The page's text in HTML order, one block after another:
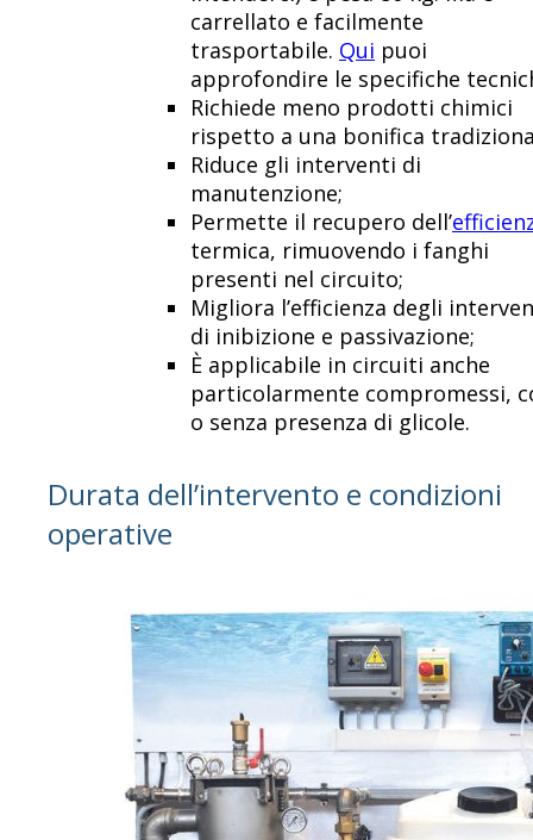
carrellato e facilmente
trasportabile. Qui puoi
approfondire le specifiche
Richiede meno prodotti chimici
rispetto a una bonifica
Riduce gli interventi di
manutenzione;
Permette il recupero dell’
termica, rimuovendo i fanghi
presenti nel circuito;
Migliora l’efficienza degli
di inibizione e passivazione;
È applicabile in circuiti anche
particolarmente compromessi,
o senza presenza di glicole.
Durata dell’intervento e condizioni
operative